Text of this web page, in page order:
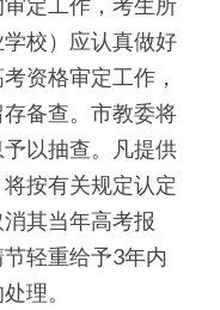
校）应认真做好
资格审定工作，
备查。市教委将
以抽查。凡提供
按有关规定认定
其当年高考报
轻重给予3年内
理。